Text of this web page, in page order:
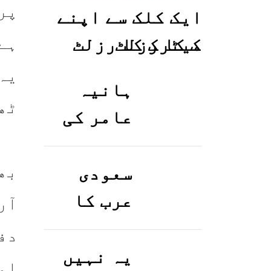
ایک کلک سے اپنے
میٹرک کا رزلٹ
ہانیہ
عامر کی
بہن ایشا
عامر کی
بولڈ
تصاویر
وائرل ہو
سعودی
عرب کا
ورک ویزا
کیسے
یہ نہیں